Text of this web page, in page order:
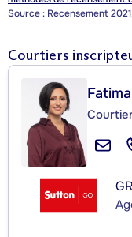
Source : Recensement
Courtiers